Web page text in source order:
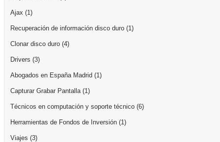
Ajax (1)
Recuperación de información disco duro (1)
Clonar disco duro (4)
Drivers (3)
Abogados en España Madrid (1)
Capturar Grabar Pantalla(1)
Técnicos en computación y soporte técnico (6)
Herramientas de Fondos de Inversión (1)
Viajes (3)